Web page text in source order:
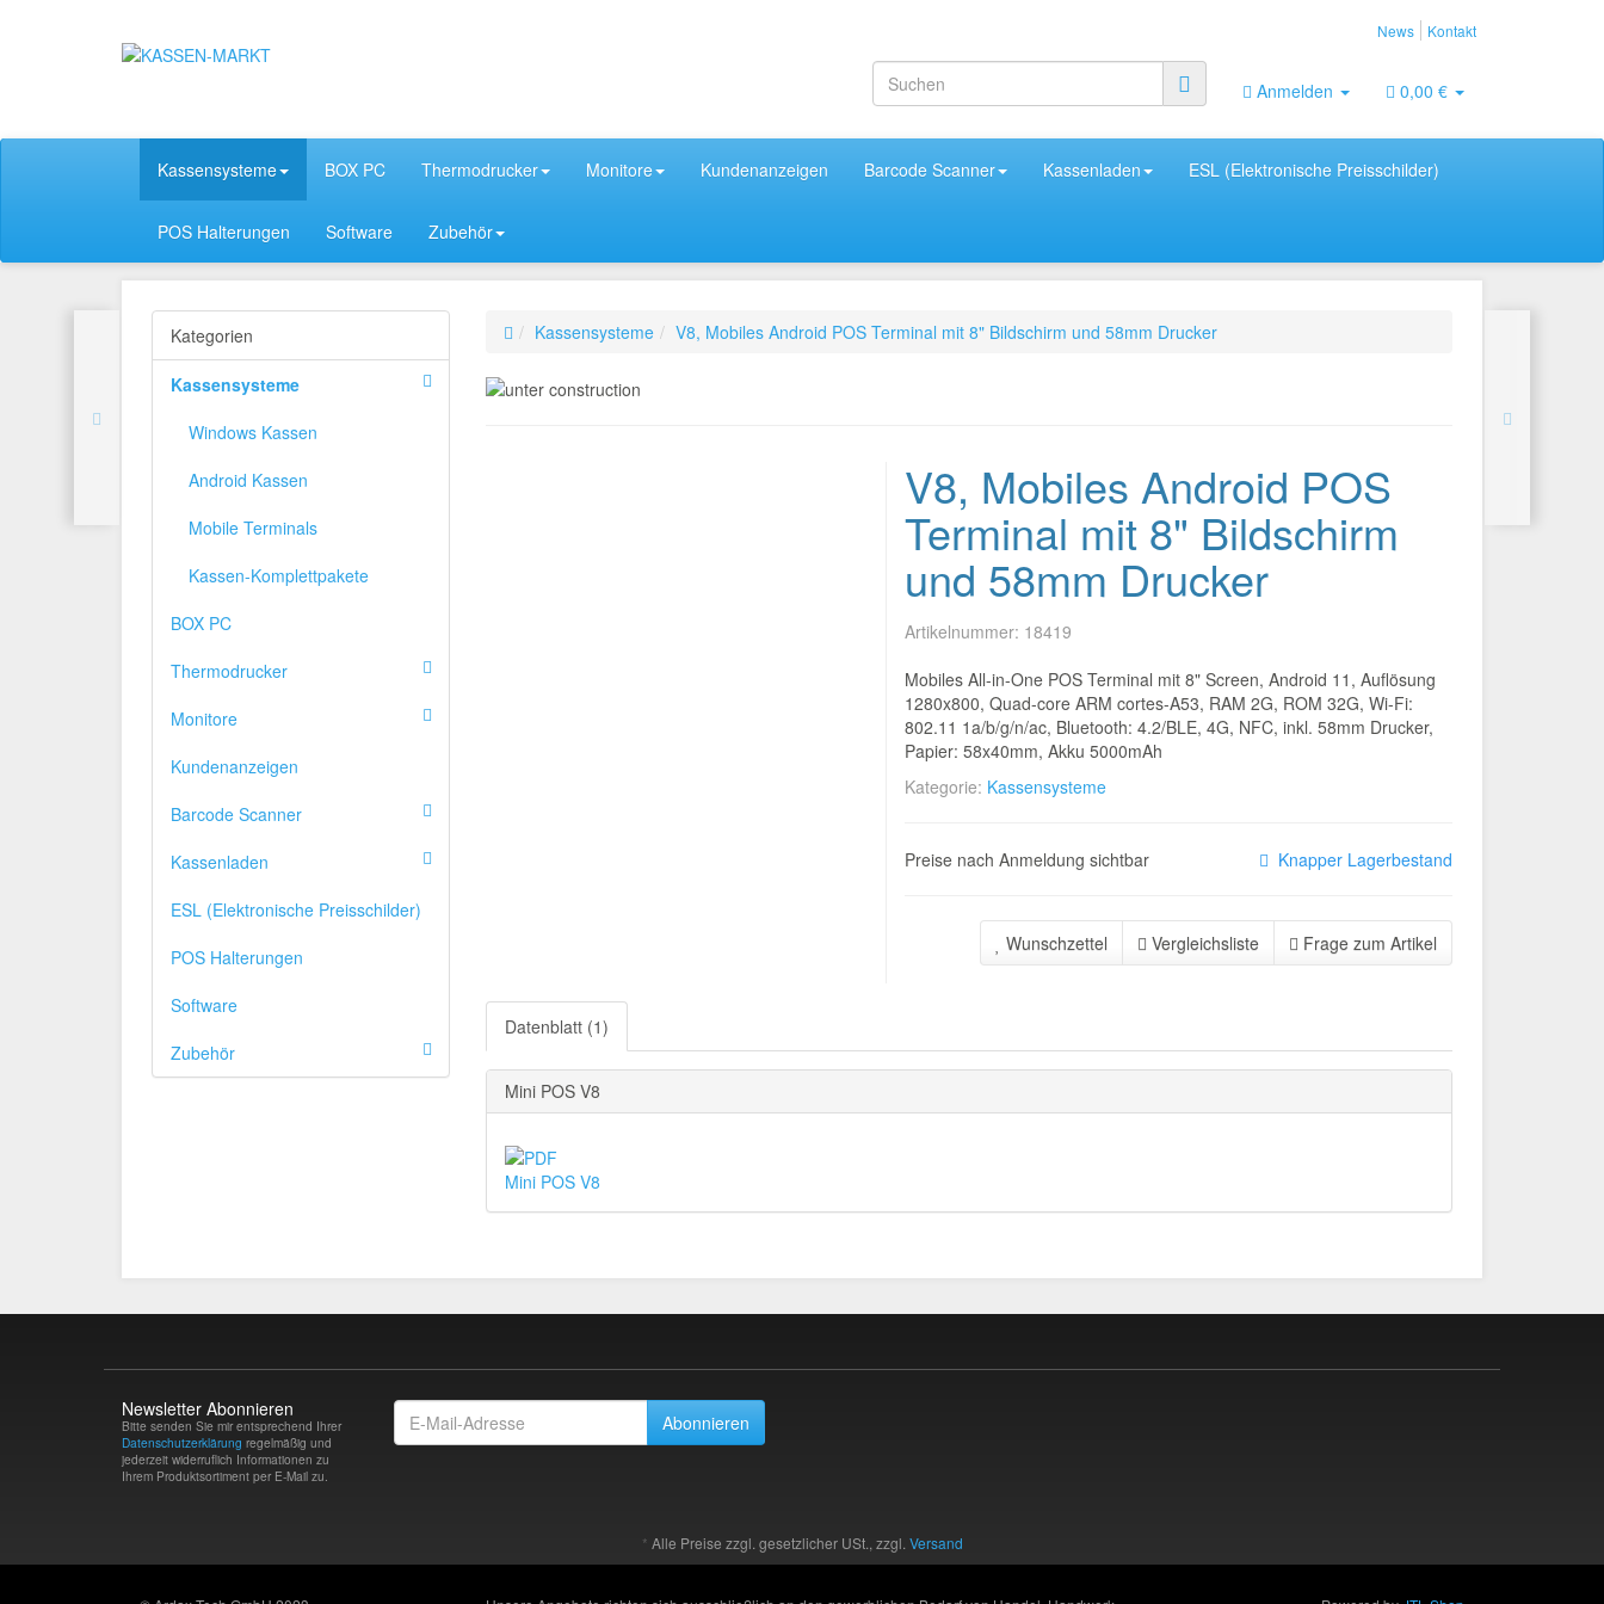
News Kontakt
Anmelden 0,00 €
Kassensysteme BOX PC Thermodrucker Monitore Kundenanzeigen Barcode Scanner Kassenladen ESL (Elektronische Preisschilder)
POS Halterungen Software Zubehör
Kassensysteme V8, Mobiles Android POS Terminal mit 8" Bildschirm und 58mm Drucker
V8, Mobiles Android POS
Terminal mit 8" Bildschirm
und 58mm Drucker
Artikelnummer: 18419
Mobiles All-in-One POS Terminal mit 8" Screen, Android 11, Auflösung
1280x800, Quad-core ARM cortes-A53, RAM 2G, ROM 32G, Wi-Fi:
802.11 1a/b/g/n/ac, Bluetooth: 4.2/BLE, 4G, NFC, inkl. 58mm Drucker,
Papier: 58x40mm, Akku 5000mAh
Kategorie: Kassensysteme
Preise nach Anmeldung sichtbar Knapper Lagerbestand
Wunschzettel Vergleichsliste Frage zum Artikel
Datenblatt (1)
Mini POS V8
Mini POS V8
Kategorien
Kassensysteme
Windows Kassen
Android Kassen
Mobile Terminals
Kassen-Komplettpakete
BOX PC
Thermodrucker
Monitore
Kundenanzeigen
Barcode Scanner
Kassenladen
ESL (Elektronische Preisschilder)
POS Halterungen
Software
Zubehör
Newsletter Abonnieren
Bitte senden Sie mir entsprechend Ihrer
Datenschutzerklärung regelmäßig und
jederzeit widerruflich Informationen zu
Ihrem Produktsortiment per E-Mail zu.
E-
Mail-
Adresse
Abonnieren
* Alle Preise zzgl. gesetzlicher USt., zzgl. Versand